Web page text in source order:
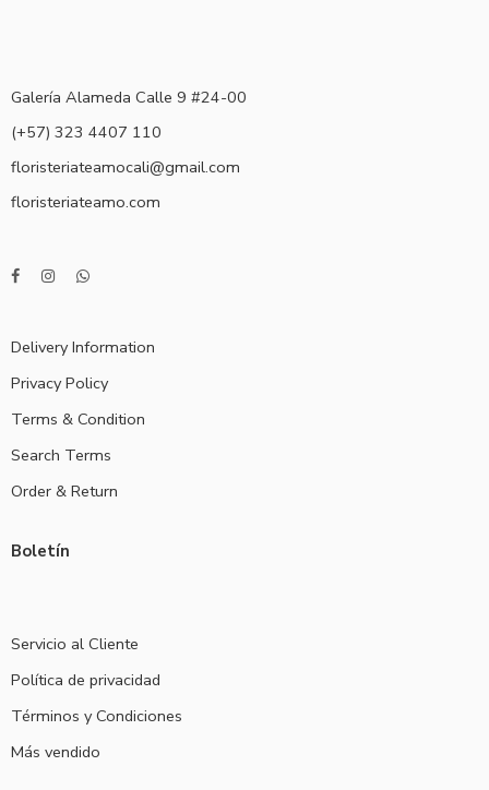
Galería Alameda Calle 9 #24-00
(+57) 323 4407 110
floristeriateamocali@gmail.com
floristeriateamo.com
Delivery Information
Privacy Policy
Terms & Condition
Search Terms
Order & Return
Boletín
Servicio al Cliente
Política de privacidad
Términos y Condiciones
Más vendido